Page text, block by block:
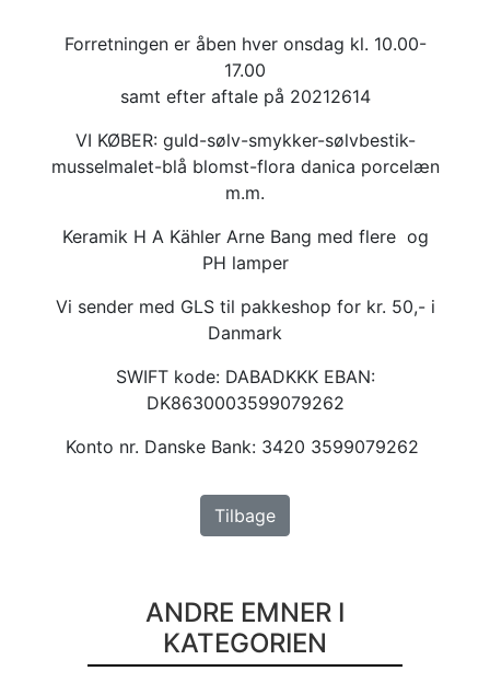
Forretningen er åben hver onsdag kl. 10.00-
17.00
samt efter aftale på 20212614
VI KØBER: guld-sølv-smykker-sølvbestik-
musselmalet-blå blomst-flora danica porcelæn
m.m.
Keramik H A Kähler Arne Bang med flere og
PH lamper
Vi sender med GLS til pakkeshop for kr. 50,- i
Danmark
SWIFT kode: DABADKKK EBAN:
DK8630003599079262
Konto nr. Danske Bank: 3420 3599079262
Tilbage
ANDRE EMNER I
KATEGORIEN